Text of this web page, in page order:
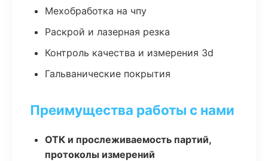
Мехобработка на чпу
Раскрой и лазерная резка
Контроль качества и измерения 3d
Гальванические покрытия
Преимущества работы с нами
ОТК и прослеживаемость партий,
протоколы измерений